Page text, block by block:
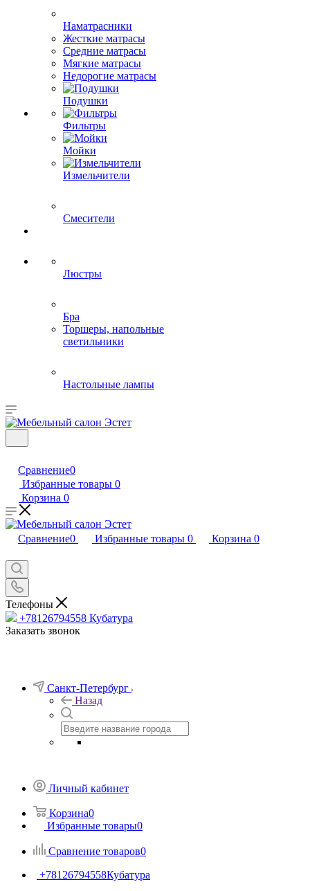
Наматрасники
Жесткие матрасы
Средние матрасы
Мягкие матрасы
Недорогие матрасы
Подушки
Фильтры
Мойки
Измельчители
Смесители
Люстры
Бра
Торшеры, напольные
светильники
Настольные лампы
Сравнение0
Избранные товары 0
Корзина 0
Сравнение0 Избранные товары 0 Корзина 0
Телефоны
+78126794558 Кубатура
Заказать звонок
Санкт-Петербург
Назад
Личный кабинет
Корзина0
Избранные товары0
Сравнение товаров0
+78126794558Кубатура